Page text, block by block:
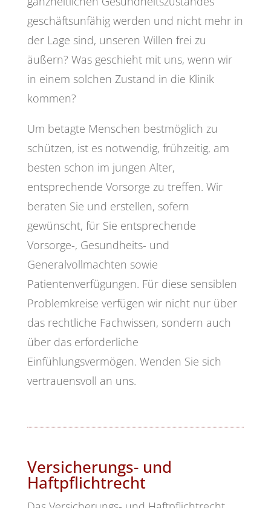
geschäftsunfähig werden und nicht mehr in
der Lage sind, unseren Willen frei zu
äußern? Was geschieht mit uns, wenn wir
in einem solchen Zustand in die Klinik
kommen?
Um betagte Menschen bestmöglich zu
schützen, ist es notwendig, frühzeitig, am
besten schon im jungen Alter,
entsprechende Vorsorge zu treffen. Wir
beraten Sie und erstellen, sofern
gewünscht, für Sie entsprechende
Vorsorge-, Gesundheits- und
Generalvollmachten sowie
Patientenverfügungen. Für diese sensiblen
Problemkreise verfügen wir nicht nur über
das rechtliche Fachwissen, sondern auch
über das erforderliche
Einfühlungsvermögen. Wenden Sie sich
vertrauensvoll an uns.
Versicherungs- und
Haftpflichtrecht